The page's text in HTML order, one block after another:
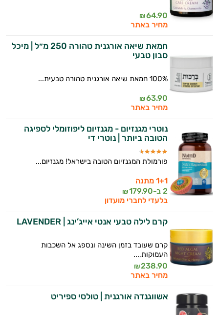
64.90
₪
מחיר באתר
חמאת שיאה אורגנית טהורה 250 מ״ל | מיכל
סבון טבעי
100% חמאת שיאה אורגנית טהורה טבעית...
63.90
₪
מחיר באתר
נוטרי מגנזיום - מגנזיום ליפוזומלי לספיגה
הטובה ביותר | נוטרי די
פורמולת המגנזיום הטובה בישראל! מגנזיום...
1+1 מתנה
2 ב-
179.90
₪
בלעדי לחברי מועדון
קרם לילה טבעי אנטי אייג’ינג | LAVENDER
קרם שעובד בזמן השינה ונספג אל השכבות
העמוקות,...
238.90
₪
מחיר באתר
אשווגנדה אורגנית | טולסי ספיריט